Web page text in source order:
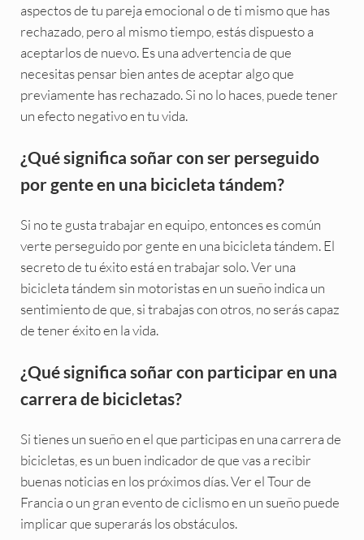
aspectos de tu pareja emocional o de ti mismo que has
rechazado, pero al mismo tiempo, estás dispuesto a
aceptarlos de nuevo. Es una advertencia de que
necesitas pensar bien antes de aceptar algo que
previamente has rechazado. Si no lo haces, puede tener
un efecto negativo en tu vida.
¿Qué significa soñar con ser perseguido
por gente en una bicicleta tándem?
Si no te gusta trabajar en equipo, entonces es común
verte perseguido por gente en una bicicleta tándem. El
secreto de tu éxito está en trabajar solo. Ver una
bicicleta tándem sin motoristas en un sueño indica un
sentimiento de que, si trabajas con otros, no serás capaz
de tener éxito en la vida.
¿Qué significa soñar con participar en una
carrera de bicicletas?
Si tienes un sueño en el que participas en una carrera de
bicicletas, es un buen indicador de que vas a recibir
buenas noticias en los próximos días. Ver el Tour de
Francia o un gran evento de ciclismo en un sueño puede
implicar que superarás los obstáculos.